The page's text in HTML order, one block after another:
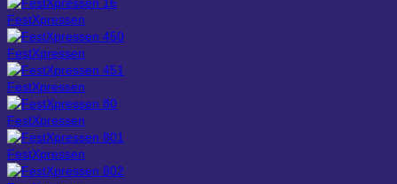
FestXpressen
FestXpressen
FestXpressen
FestXpressen
FestXpressen